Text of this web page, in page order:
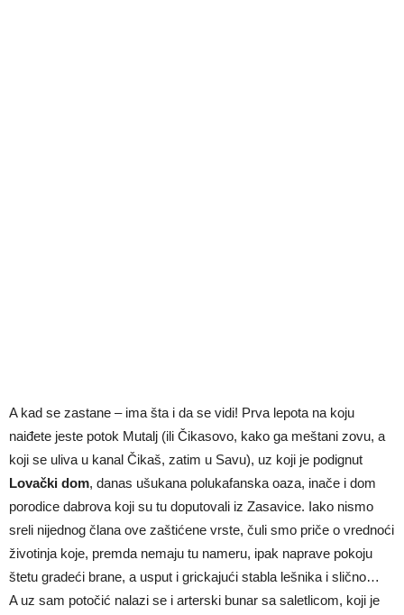
A kad se zastane – ima šta i da se vidi! Prva lepota na koju
naiđete jeste potok Mutalj (ili Čikasovo, kako ga meštani zovu, a
koji se uliva u kanal Čikaš, zatim u Savu), uz koji je podignut
Lovački dom, danas ušukana polukafanska oaza, inače i dom
porodice dabrova koji su tu doputovali iz Zasavice. Iako nismo
sreli nijednog člana ove zaštićene vrste, čuli smo priče o vrednoći
životinja koje, premda nemaju tu nameru, ipak naprave pokoju
štetu gradeći brane, a usput i grickajući stabla lešnika i slično…
A uz sam potočić nalazi se i arterski bunar sa saletlicom, koji je